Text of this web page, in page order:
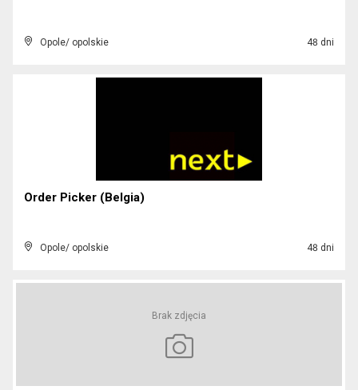
Opole/ opolskie 48 dni
Order Picker (Belgia)
Opole/ opolskie 48 dni
Brak zdjęcia